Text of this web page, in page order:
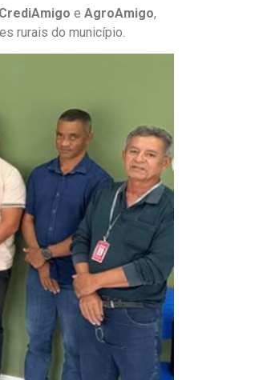
CrediAmigo e AgroAmigo,
rurais do município.